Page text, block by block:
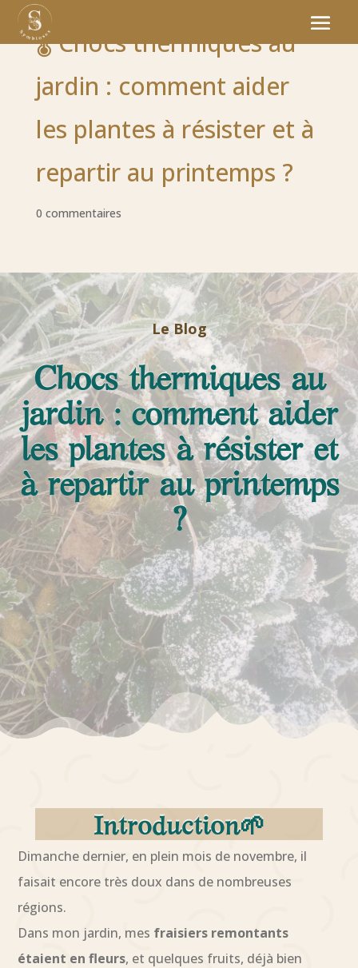
🌡️ Chocs thermiques au
jardin : comment aider
les plantes à résister et à
repartir au printemps ?
0 commentaires
Le Blog
Chocs thermiques au
jardin : comment aider
les plantes à résister et
à repartir au printemps
?
Introduction🌱
Dimanche dernier, en plein mois de novembre, il
faisait encore très doux dans de nombreuses
régions.
Dans mon jardin, mes fraisiers remontants
étaient en fleurs, et quelques fruits, déjà bien